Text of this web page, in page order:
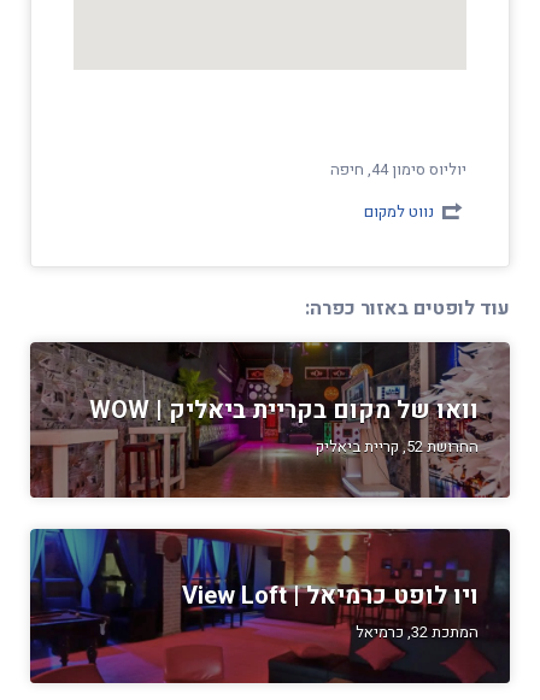
יוליוס סימון 44, חיפה
נווט למקום
עוד לופטים באזור כפרה:
וואו של מקום בקריית ביאליק | WOW
החרושת 52, קריית ביאליק
ויו לופט כרמיאל | View Loft
המתכת 32, כרמיאל